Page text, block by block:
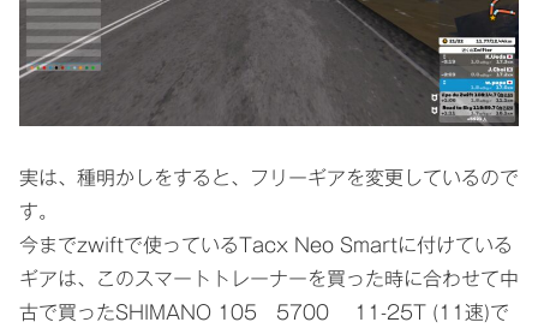
実は、種明かしをすると、フリーギアを変更しているので
す。
今までzwiftで使っているTacx Neo Smartに付けている
ギアは、このスマートトレーナーを買った時に合わせて中
古で買ったSHIMANO 105 5700 11-25T (11速)で